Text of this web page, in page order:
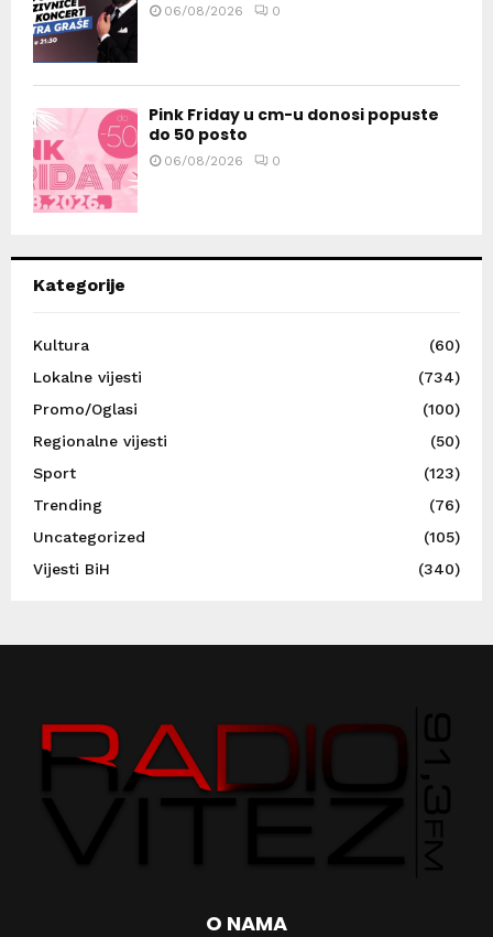
06/08/2026 0
Pink Friday u cm-u donosi popuste
do 50 posto
06/08/2026 0
Kategorije
Kultura
(60)
Lokalne vijesti
(734)
Promo/Oglasi
(100)
Regionalne vijesti
(50)
Sport
(123)
Trending
(76)
Uncategorized
(105)
Vijesti BiH
(340)
O NAMA